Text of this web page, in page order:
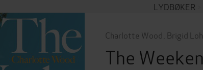
LYDBØKER
Charlotte Wood Brigid
The